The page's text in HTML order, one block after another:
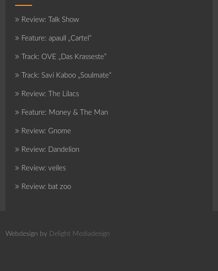
Review: Talk Show
Feature: apaull „Cartel“
Track: OVE „Das Krasseste“
Track: Savi Kaboo „Soulmate“
Review: The Lilacs
Feature: Money & The Man
Review: Gnome
Review: Dandelion
Review: veiles
Review: bat zoo
Webdesign by Delight Mediadesign